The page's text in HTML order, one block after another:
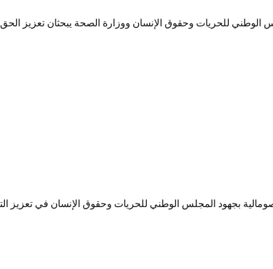
الوطني للحريات وحقوق الإنسان ووزارة الصحة يبحثان تعزيز
بجهود المجلس الوطني للحريات وحقوق الإنسان في تعزيز